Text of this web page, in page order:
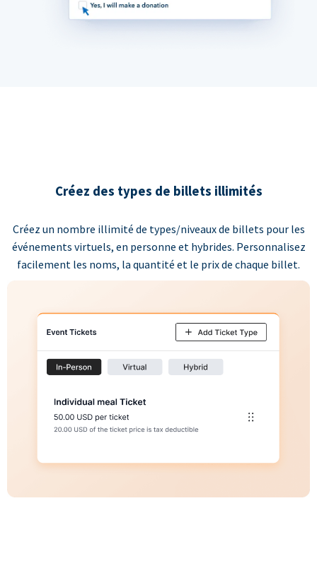
Créez des types de billets illimités
Créez un nombre illimité de types/niveaux de billets pour les
événements virtuels, en personne et hybrides. Personnalisez
facilement les noms, la quantité et le prix de chaque billet.